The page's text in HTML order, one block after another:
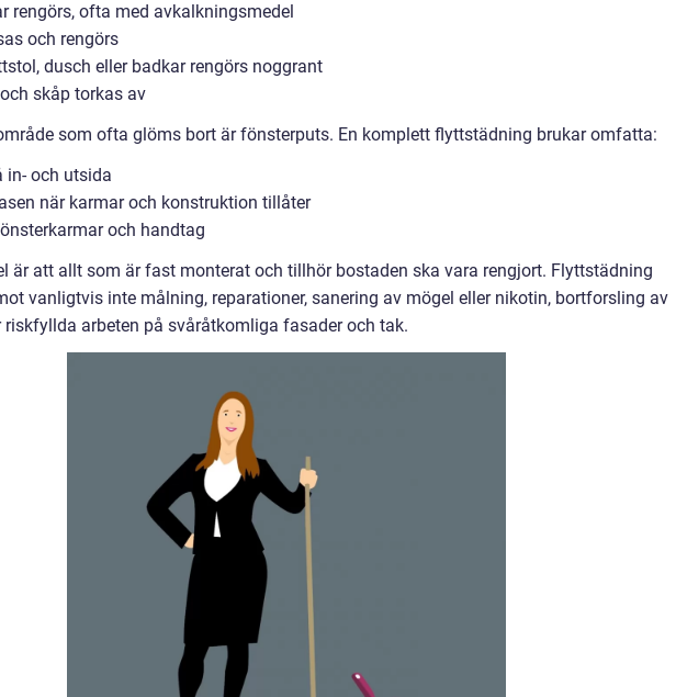
rengörs, ofta med avkalkningsmedel
och rengörs
dusch eller badkar rengörs noggrant
skåp torkas av
som ofta glöms bort är fönsterputs. En komplett flyttstädning brukar omfatta:
in- och utsida
när karmar och konstruktion tillåter
och handtag
är att allt som är fast monterat och tillhör bostaden ska vara rengjort. Flyttstädning
vanligtvis inte målning, reparationer, sanering av mögel eller nikotin, bortforsling av
riskfyllda arbeten på svåråtkomliga fasader och tak.